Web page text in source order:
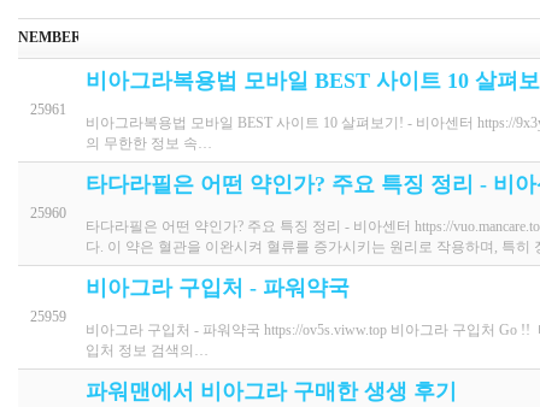
NEMBER
25961
비아그라복용법 모바일 BEST 사이트 10 살펴
비아그라복용법 모바일 BEST 사이트 10 살펴보기! - 비아센터 https://
의 무한한 정보 속…
25960
타다라필은 어떤 약인가? 주요 특징 정리 - 비
타다라필은 어떤 약인가? 주요 특징 정리 - 비아센터 https://
다. 이 약은 혈관을 이완시켜 혈류를 증가시키는 원리로 작용하며, 특히
25959
비아그라 구입처 - 파워약국
비아그라 구입처 - 파워약국 https://ov5s.viww.top 비아그라 구입처 Go
입처 정보 검색의…
파워맨에서 비아그라 구매한 생생 후기